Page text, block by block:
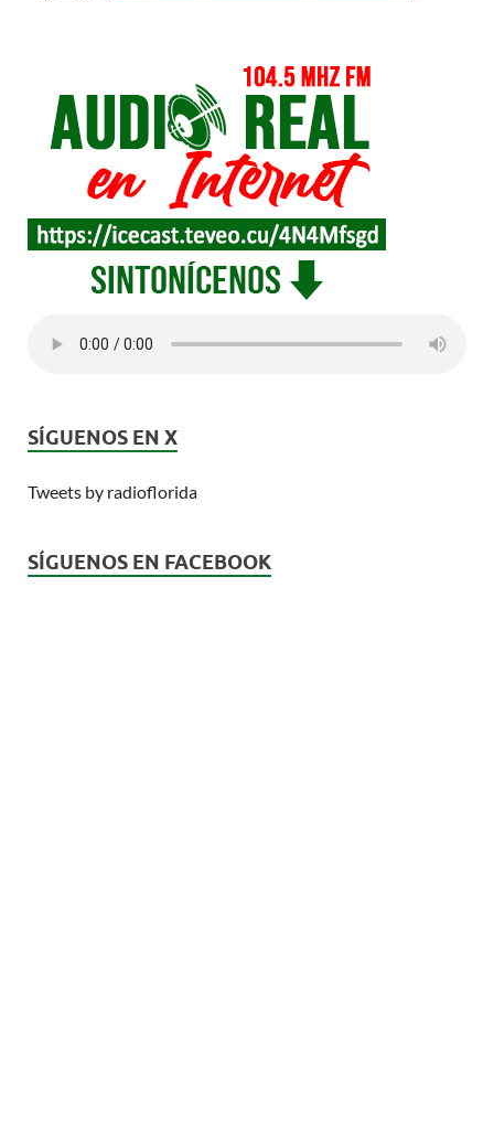
SÍGUENOS EN X
Tweets by radioflorida
SÍGUENOS EN FACEBOOK